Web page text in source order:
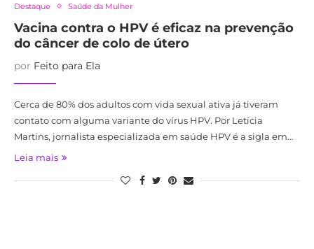
Destaque Saúde da Mulher
Vacina contra o HPV é eficaz na prevenção
do câncer de colo de útero
por Feito para Ela
Cerca de 80% dos adultos com vida sexual ativa já tiveram
contato com alguma variante do vírus HPV. Por Letícia
Martins, jornalista especializada em saúde HPV é a sigla em…
Leia mais